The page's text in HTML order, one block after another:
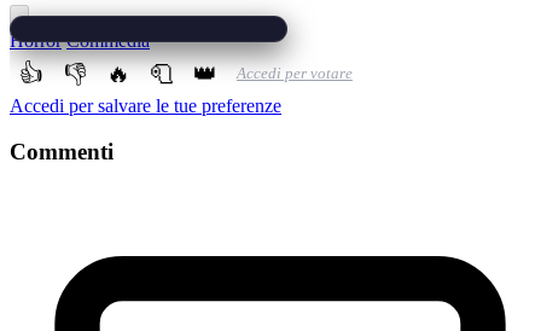
Horror Commedia
👍 👎 🔥 🧻 👑 Accedi per votare
Accedi per salvare le tue preferenze
Commenti